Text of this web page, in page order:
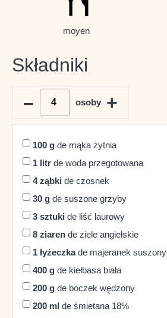
moyen
Składniki
–
osoby +
100 g de mąka żytnia
1 litr de woda przegotowana
4 ząbki de czosnek
30 g de suszone grzyby
3 sztuki de liść laurowy
8 ziaren de ziele angielskie
1 łyżeczkade majeranek suszony
400 g de kiełbasa biała
200 g de boczek wędzony
200 ml de śmietana 18%